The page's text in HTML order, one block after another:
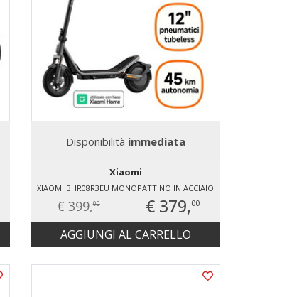
Disponibilità immediata
Xiaomi
XIAOMI BHR08R3EU MONOPATTINO IN ACCIAIO
€ 399,00 € 379,00
AGGIUNGI AL CARRELLO